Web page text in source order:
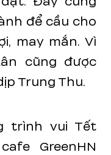
để cầu cho
may mắn. Vì
cũng được
Trung Thu.
trình vui Tết
GreenHN